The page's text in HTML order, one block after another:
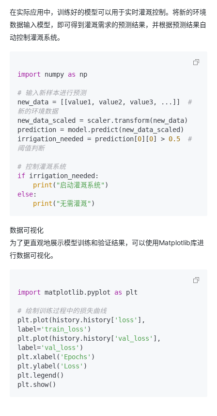
在实际应用中，训练好的模型可以用于实时灌溉控制。将新的环境
数据输入模型，即可得到灌溉需求的预测结果，并根据预测结果自
动控制灌溉系统。
import numpy as np
# 输入新样本进行预测
new_data = [[value1, value2, value3, ...]] #
新的环境数据
new_data_scaled = scaler.transform(new_data)
prediction = model.predict(new_data_scaled)
irrigation_needed = prediction[0][0] > 0.5
#
阈值判断
# 控制灌溉系统
if irrigation_needed:
print ( "启动灌溉系统"
else:
print ( "无需灌溉"
数据可视化
为了更直观地展示模型训练和验证结果，可以使用Matplotlib库进
行数据可视化。
import matplotlib.pyplot as plt
# 绘制训练过程中的损失曲线
plt.plot(history.history[ 'loss' ],
label='train_loss' )
plt.plot(history.history[ 'val_loss' ],
label='val_loss' )
plt.xlabel( 'Epochs' )
plt.ylabel( 'Loss' )
plt.legend()